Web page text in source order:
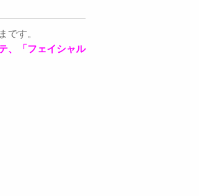
す。
、「フェイシャル